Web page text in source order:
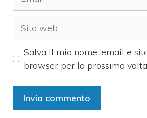
Salva il mio nome, email e
browser per la prossima